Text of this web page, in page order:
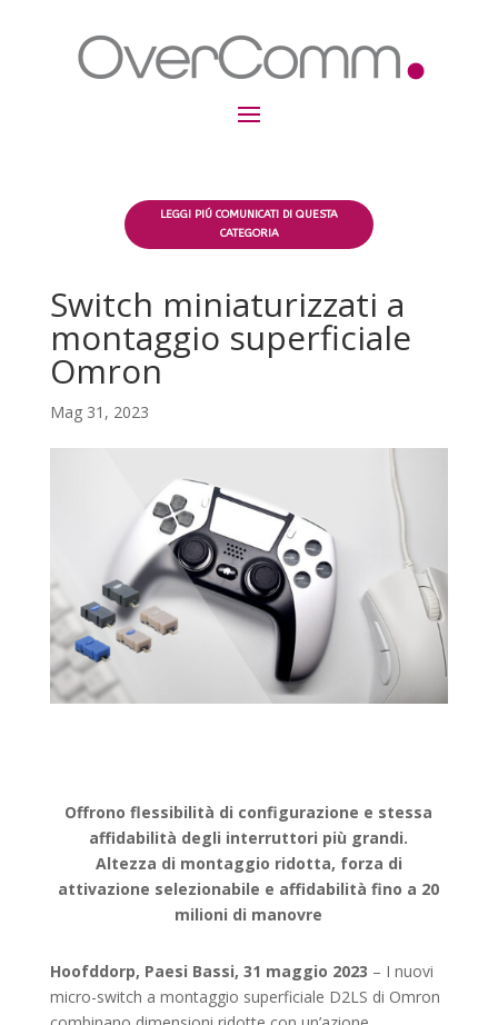
Switch miniaturizzati a
montaggio superficiale
Omron
Mag 31, 2023
Offrono flessibilità di configurazione e stessa
affidabilità degli interruttori più grandi.
Altezza di montaggio ridotta, forza di
attivazione selezionabile e affidabilità fino a 20
milioni di manovre
Hoofddorp, Paesi Bassi, 31 maggio 2023 – I nuovi
micro-switch a montaggio superficiale D2LS di Omron
LEGGI PIÚ COMUNICATI DI QUESTA
CATEGORIA